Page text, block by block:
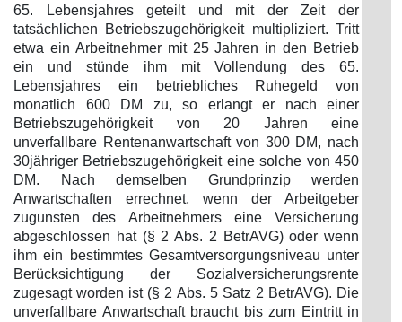
65. Lebensjahres geteilt und mit der Zeit der
tatsächlichen Betriebszugehörigkeit multipliziert. Tritt
etwa ein Arbeitnehmer mit 25 Jahren in den Betrieb
ein und stünde ihm mit Vollendung des 65.
Lebensjahres ein betriebliches Ruhegeld von
monatlich 600 DM zu, so erlangt er nach einer
Betriebszugehörigkeit von 20 Jahren eine
unverfallbare Rentenanwartschaft von 300 DM, nach
30jähriger Betriebszugehörigkeit eine solche von 450
DM. Nach demselben Grundprinzip werden
Anwartschaften errechnet, wenn der Arbeitgeber
zugunsten des Arbeitnehmers eine Versicherung
abgeschlossen hat (§ 2 Abs. 2 BetrAVG) oder wenn
ihm ein bestimmtes Gesamtversorgungsniveau unter
Berücksichtigung der Sozialversicherungsrente
zugesagt worden ist (§ 2 Abs. 5 Satz 2 BetrAVG). Die
unverfallbare Anwartschaft braucht bis zum Eintritt in